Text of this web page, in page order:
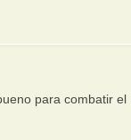
para combatir el